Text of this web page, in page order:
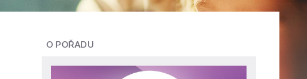
O POŘADU